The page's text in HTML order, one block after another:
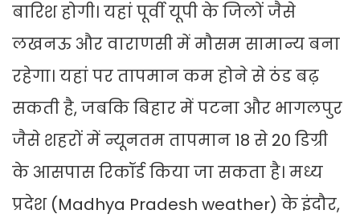
बारिश होगी। यहां पूर्वी यूपी के जिलों जैसे
लखनऊ और वाराणसी में मौसम सामान्य बना
रहेगा। यहां पर तापमान कम होने से ठंड बढ़
सकती है, जबकि बिहार में पटना और भागलपुर
जैसे शहरों में न्यूनतम तापमान 18 से 20 डिग्री
के आसपास रिकॉर्ड किया जा सकता है। मध्य
प्रदेश (Madhya Pradesh weather) के इंदौर,